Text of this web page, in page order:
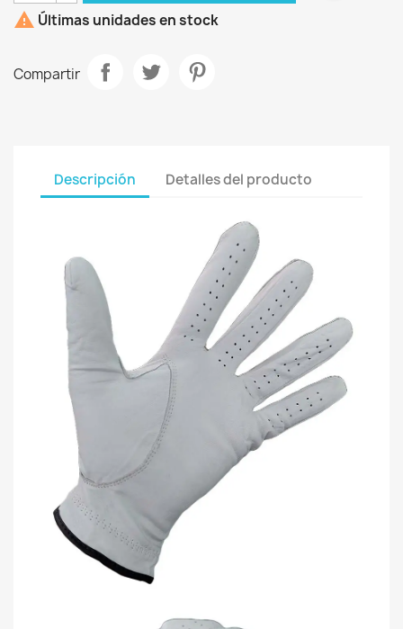
 Últimas unidades en stock
Compartir
Descripción Detalles del producto